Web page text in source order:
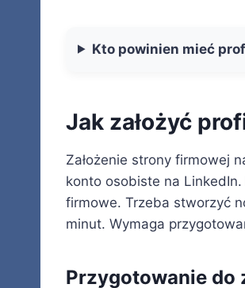
Kto powinien mieć
Jak założyć
Założenie strony firmowej
konto osobiste na
firmowe. Trzeba stworzyć
minut. Wymaga
Przygotowanie do